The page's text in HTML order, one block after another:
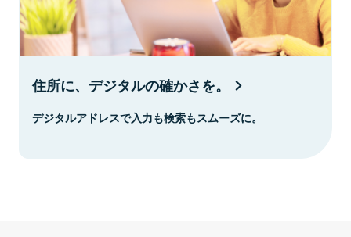
住所に、デジタルの確かさを。
デジタルアドレスで入力も検索もスムーズに。